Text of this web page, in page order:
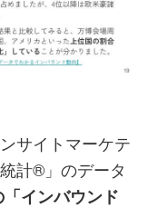
サイトマーケテ
計®」のデータ
インバウンド